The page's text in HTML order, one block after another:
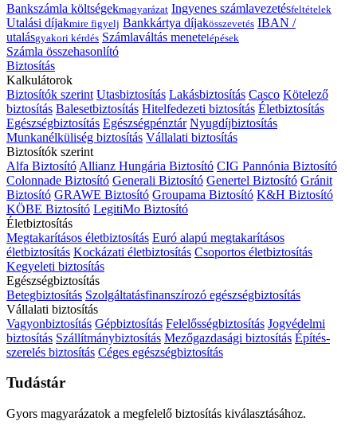
Bankszámla költségekmagyarázat Ingyenes számlavezetésfeltételek
Utalási díjakmire figyelj Bankkártya díjakösszevetés IBAN /
utalásgyakori kérdés Számlaváltás menetelépések
Számla összehasonlító
Biztosítás
Kalkulátorok
Biztosítók szerint Utasbiztosítás Lakásbiztosítás Casco Kötelező
biztosítás Balesetbiztosítás Hitelfedezeti biztosítás Életbiztosítás
Egészségbiztosítás Egészségpénztár Nyugdíjbiztosítás
Munkanélküliség biztosítás Vállalati biztosítás
Biztosítók szerint
Alfa Biztosító Allianz Hungária Biztosító CIG Pannónia Biztosító
Colonnade Biztosító Generali Biztosító Genertel Biztosító Gránit
Biztosító GRAWE Biztosító Groupama Biztosító K&H Biztosító
KÖBE Biztosító LegitiMo Biztosító
Életbiztosítás
Megtakarításos életbiztosítás Euró alapú megtakarításos
életbiztosítás Kockázati életbiztosítás Csoportos életbiztosítás
Kegyeleti biztosítás
Egészségbiztosítás
Betegbiztosítás Szolgáltatásfinanszírozó egészségbiztosítás
Vállalati biztosítás
Vagyonbiztosítás Gépbiztosítás Felelősségbiztosítás Jogvédelmi
biztosítás Szállítmánybiztosítás Mezőgazdasági biztosítás Építés-
szerelés biztosítás Céges egészségbiztosítás
Tudástár
Gyors magyarázatok a megfelelő biztosítás kiválasztásához.